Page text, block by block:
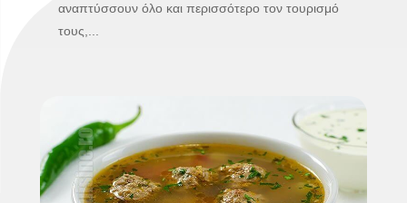
αναπτύσσουν όλο και περισσότερο τον τουρισμό
τους,...